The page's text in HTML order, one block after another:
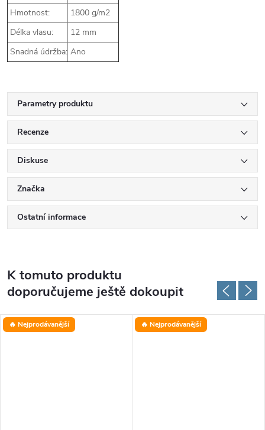
Hmotnost:
1800 g/m2
Délka vlasu:
12 mm
Snadná údržba: Ano
Parametry produktu
Recenze
Diskuse
Značka
Ostatní informace
K tomuto produktu
doporučujeme ještě dokoupit
🔥 Nejprodávanější 🔥 Nejprodávanější